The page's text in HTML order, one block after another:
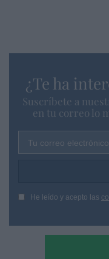
¿Te ha
Suscríbete a
en tu correo lo
Tu correo
He leído y acepto las